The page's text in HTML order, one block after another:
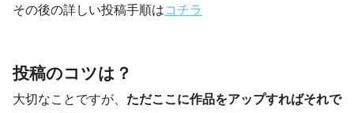
その後の詳しい投稿手順はコチラ
投稿のコツは？
大切なことですが、 ただここに作品をアップすればそれで